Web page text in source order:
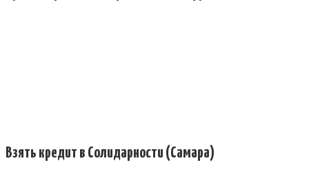
Взять кредит в Солидарности (Самара)